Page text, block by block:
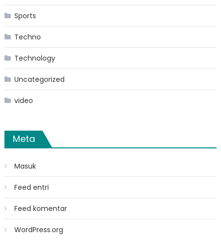
Sports
Techno
Technology
Uncategorized
video
Meta
Masuk
Feed entri
Feed komentar
WordPress.org